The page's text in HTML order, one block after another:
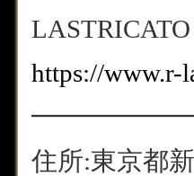
LASTRICATO
https://www.r-
住所:東京都